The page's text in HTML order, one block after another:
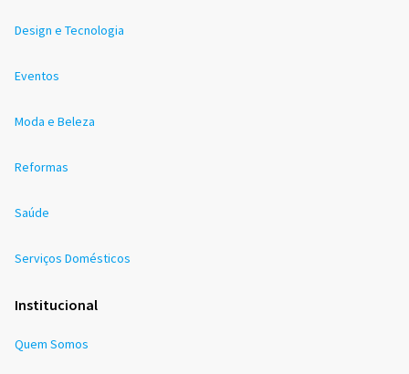
Design e Tecnologia
Eventos
Moda e Beleza
Reformas
Saúde
Serviços Domésticos
Institucional
Quem Somos